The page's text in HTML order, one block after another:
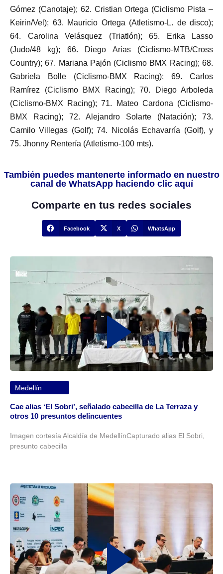
Gómez (Canotaje); 62. Cristian Ortega (Ciclismo Pista –
Keirin/Vel); 63. Mauricio Ortega (Atletismo-L. de disco);
64. Carolina Velásquez (Triatlón); 65. Erika Lasso
(Judo/48 kg); 66. Diego Arias (Ciclismo-MTB/Cross
Country); 67. Mariana Pajón (Ciclismo BMX Racing); 68.
Gabriela Bolle (Ciclismo-BMX Racing); 69. Carlos
Ramírez (Ciclismo BMX Racing); 70. Diego Arboleda
(Ciclismo-BMX Racing); 71. Mateo Cardona (Ciclismo-
BMX Racing); 72. Alejandro Solarte (Natación); 73.
Camilo Villegas (Golf); 74. Nicolás Echavarría (Golf), y
75. Jhonny Rentería (Atletismo-100 mts).
También puedes mantenerte informado en nuestro
canal de WhatsApp haciendo clic aquí
Comparte en tus redes sociales
Facebook X WhatsApp
Medellín
Cae alias ‘El Sobri’, señalado cabecilla de La Terraza y
otros 10 presuntos delincuentes
Imagen cortesía Alcaldía de MedellínCapturado alias El Sobri,
presunto cabecilla